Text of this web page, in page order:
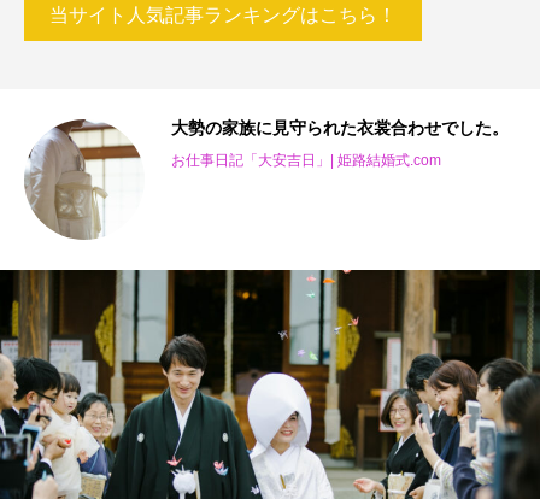
当サイト人気記事ランキングはこちら！
大勢の家族に見守られた衣裳合わせでした。
お仕事日記「大安吉日」| 姫路結婚式.com